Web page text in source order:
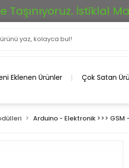
İstiklal
Eklenen Ürünler Çok Satan
Arduino - Elektronik >>> GSM